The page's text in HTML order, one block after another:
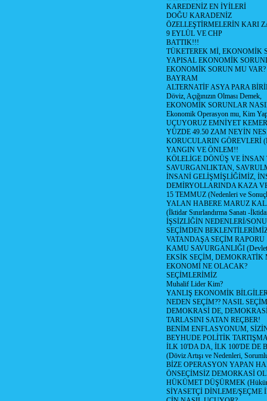
KAREDENİZ EN İYİLERİ
DOĞU KARADENİZ
ÖZELLEŞTİRMELERİN KARI
9 EYLÜL VE CHP
BATTIK!!!
TÜKETEREK Mİ, EKONOMİK
YAPISAL EKONOMİK
EKONOMİK SORUN MU VAR?
BAYRAM
ALTERNATİF ASYA PARA
Döviz, Açığınızın Olması Demek,
EKONOMİK SORUNLAR
Ekonomik Operasyon mu, Kim
UÇUYORUZ EMNİYET
YÜZDE 49.50 ZAM NEYİN
KORUCULARIN GÖREVLERİ
YANGIN VE ÖNLEM!!
KÖLELİGE DÖNÜŞ VE İNSAN
SAVURGANLIKTAN,
İNSANİ GELİŞMİŞLİĞİMİZ,
DEMİRYOLLARINDA KAZA
15 TEMMUZ (Nedenleri ve
YALAN HABERE MARUZ
(İktidar Sınırlandırma Sanatı -
İŞSİZLİĞİN NEDENLERİ/
SEÇİMDEN
VATANDAŞA SEÇİM RAPORU
KAMU SAVURGANLIĞI (Devlet
EKSİK SEÇİM, DEMOKRATİK
EKONOMİ NE OLACAK?
SEÇİMLERİMİZ
Muhalif Lider Kim?
YANLIŞ EKONOMİK
NEDEN SEÇİM?? NASIL
DEMOKRASİ DE,
TARLASINI SATAN REÇBER!
BENİM ENFLASYONUM,
BEYHUDE POLİTİK
İLK 10'DA DA, İLK 100'DE DE
(Döviz Artışı ve Nedenleri,
BİZE OPERASYON YAPAN
ÖNSEÇİMSİZ DEMORKASİ
HÜKÜMET DÜŞÜRMEK
SİYASETÇİ DİNLEME/ŞEÇME